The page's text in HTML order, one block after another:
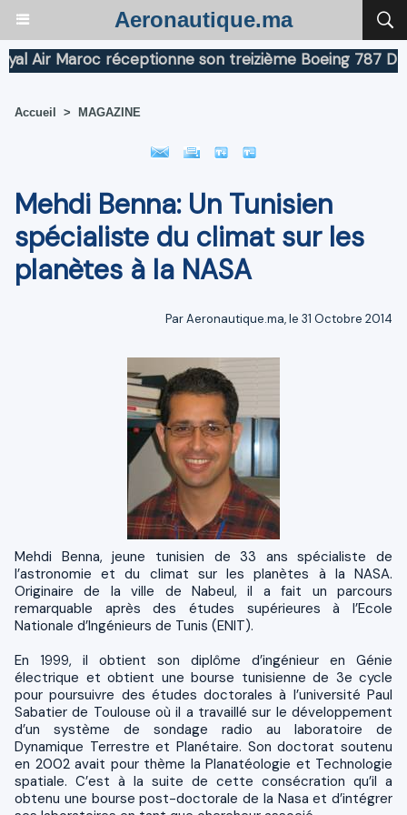
Aeronautique.ma
Maroc réceptionne son treizième Boeing 787
Accueil > MAGAZINE
Mehdi Benna: Un Tunisien
spécialiste du climat sur les
planètes à la NASA
Par Aeronautique.ma, le 31 Octobre 2014
Mehdi Benna, jeune tunisien de 33 ans spécialiste de
l’astronomie et du climat sur les planètes à la NASA.
Originaire de la ville de Nabeul, il a fait un parcours
remarquable après des études supérieures à l’Ecole
Nationale d’Ingénieurs de Tunis (ENIT).
En 1999, il obtient son diplôme d’ingénieur en Génie
électrique et obtient une bourse tunisienne de 3e cycle
pour poursuivre des études doctorales à l’université Paul
Sabatier de Toulouse où il a travaillé sur le développement
d’un système de sondage radio au laboratoire de
Dynamique Terrestre et Planétaire. Son doctorat soutenu
en 2002 avait pour thème la Planatéologie et Technologie
spatiale. C’est à la suite de cette consécration qu’il a
obtenu une bourse post-doctorale de la Nasa et d’intégrer